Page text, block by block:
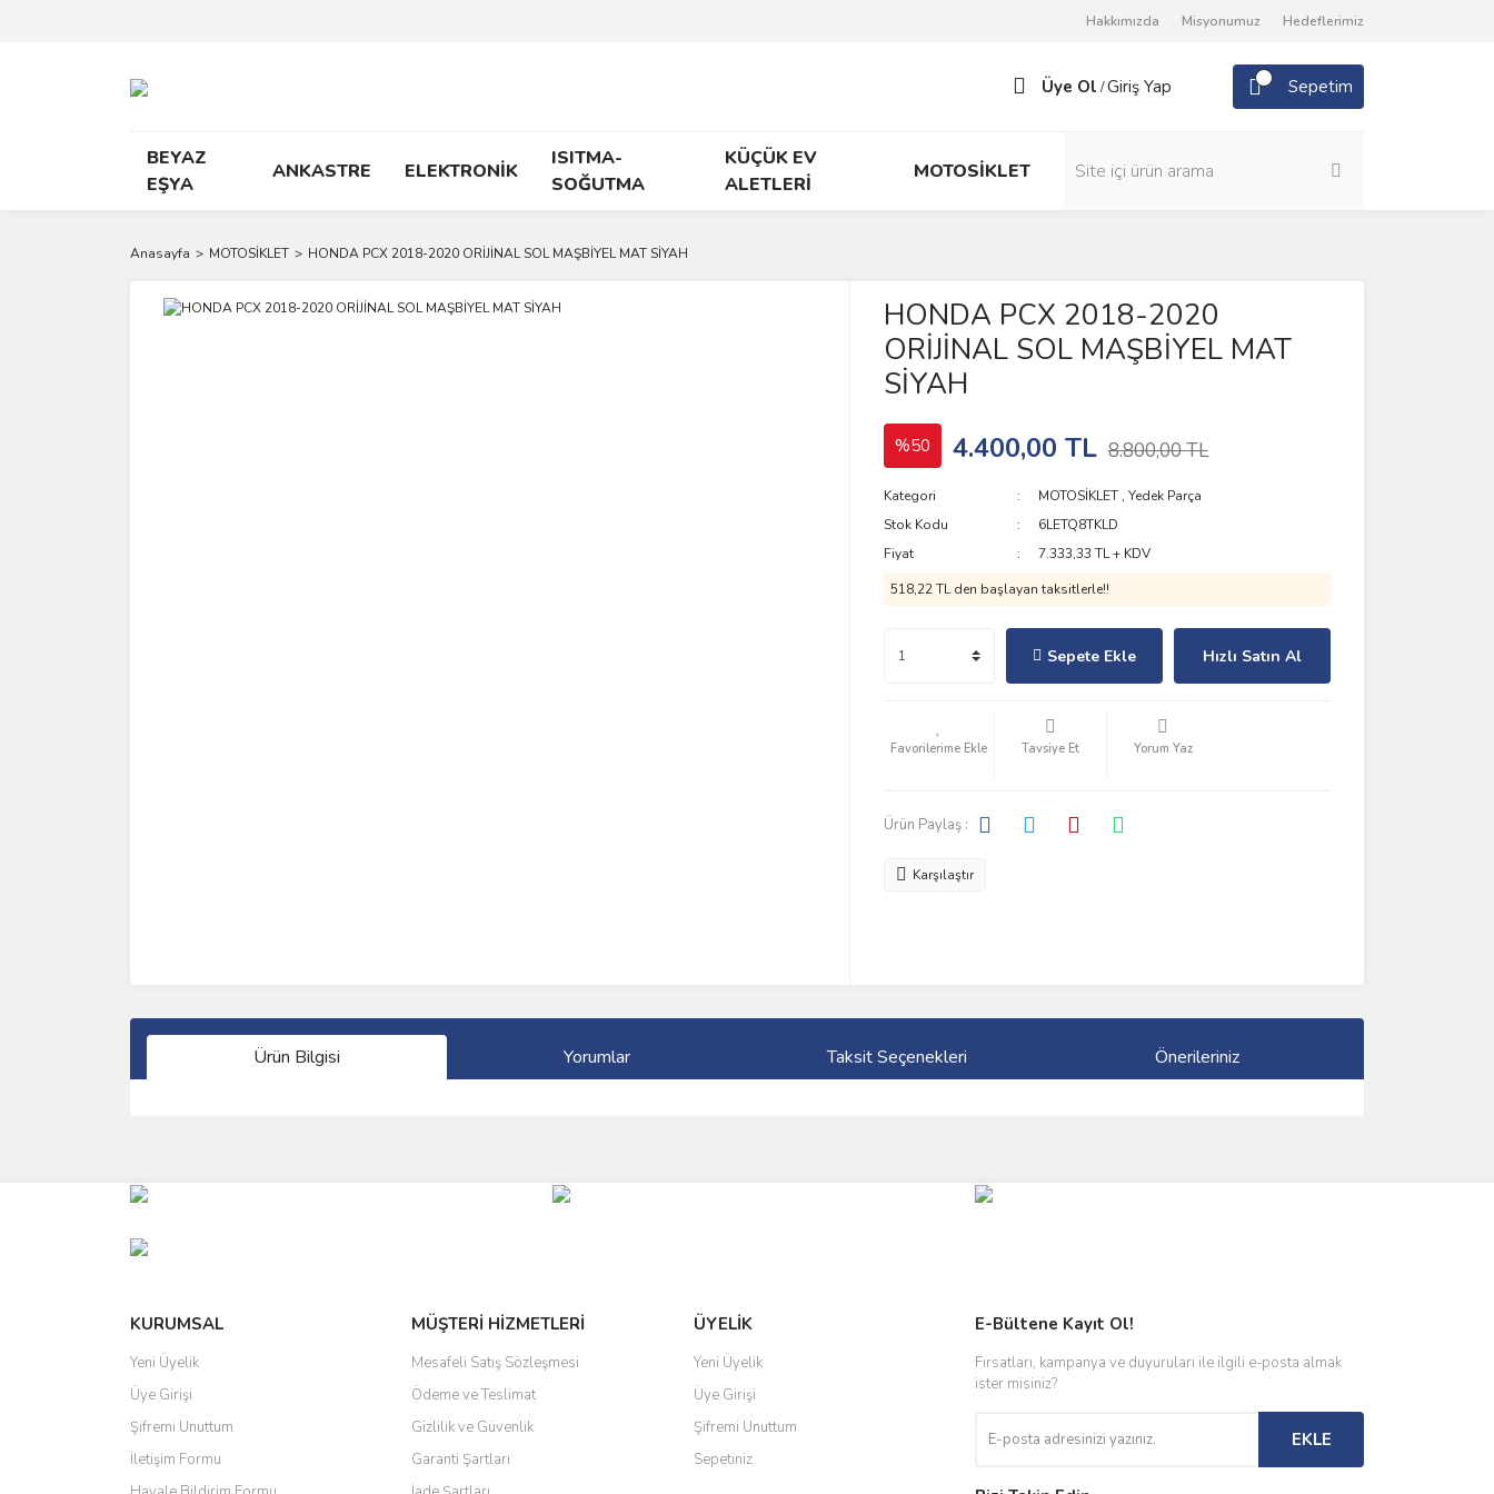
Hakkımızda Misyonumuz Hedeflerimiz
Üye Ol /Giriş Yap Sepetim
BEYAZ
EŞYA
ANKASTRE ELEKTRONİK
ISITMA-
SOĞUTMA
KÜÇÜK EV
ALETLERİ
MOTOSİKLET
Anasayfa MOTOSİKLET HONDA PCX 2018-2020 ORİJİNAL SOL MAŞBİYEL MAT SİYAH
HONDA PCX 2018-2020
ORİJİNAL SOL MAŞBİYEL MAT
SİYAH
%50 4.400,00 TL 8.800,00 TL
Kategori MOTOSİKLET,Yedek Parça
Stok Kodu
6LETQ8TKLD
Fiyat
7.333,33 TL + KDV
518,22 TL den başlayan taksitlerle!!
Sepete Ekle Hızlı Satın Al
Tavsiye Et Yorum Yaz
Ürün Paylaş :
Karşılaştır
Ürün Bilgisi Yorumlar Taksit Seçenekleri Önerileriniz
Ürün fiyatı diğer sitelerden daha pahalı.
KURUMSAL
Yeni Üyelik
Üye Girişi
Şifremi Unuttum
İletişim Formu
MÜŞTERİ HİZMETLERİ
Mesafeli Satış Sözleşmesi
Ödeme ve Teslimat
Gizlilik ve Güvenlik
Garanti Şartları
ÜYELİK
Yeni Üyelik
Üye Girişi
Şifremi Unuttum
Sepetiniz
E-Bültene Kayıt Ol!
Fırsatları, kampanya ve duyuruları ile ilgili e-posta almak
ister misiniz?
EKLE